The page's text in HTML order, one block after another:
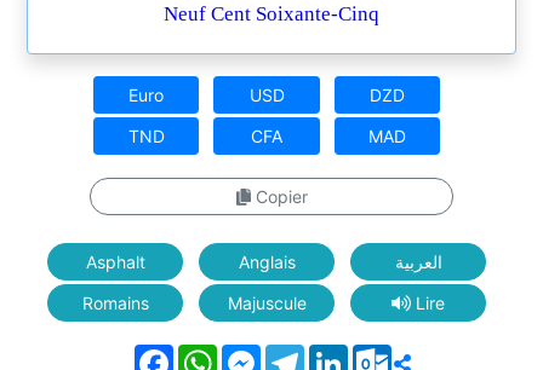
Neuf Cent Soixante-Cinq
Euro USD
DZD
TND
CFA MAD
Copier
Asphalt Anglais
العربية
Romains
Majuscule Lire
FacebookWhatsAppMessenger
Telegram
LinkedInOutlook.com